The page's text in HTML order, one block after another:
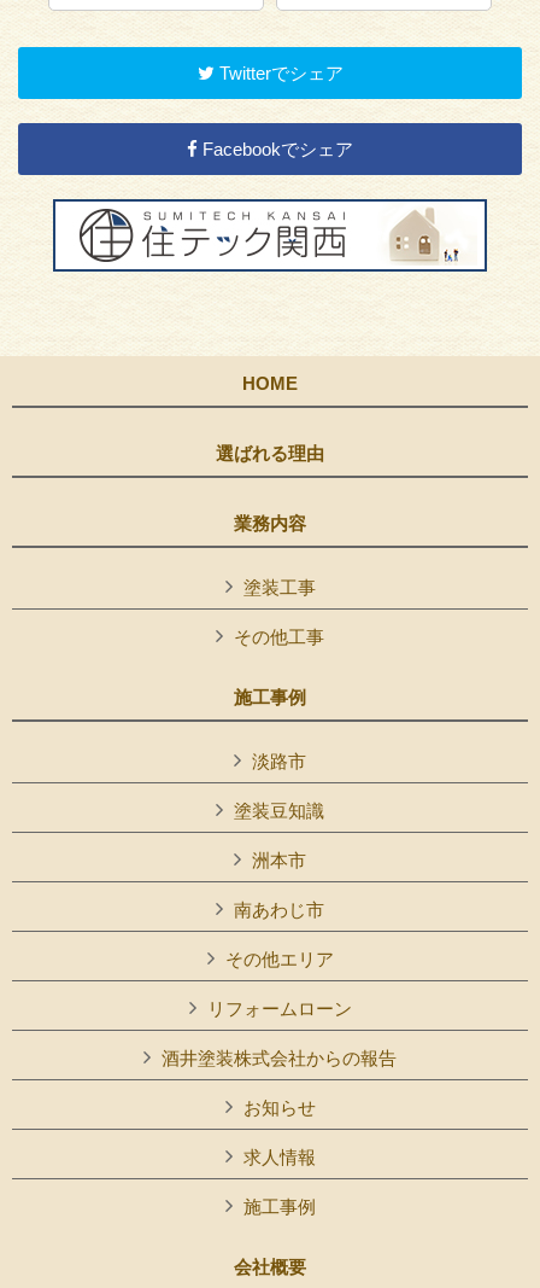
Twitterでシェア
Facebookでシェア
HOME
選ばれる理由
業務内容
塗装工事
その他工事
施工事例
淡路市
塗装豆知識
洲本市
南あわじ市
その他エリア
リフォームローン
酒井塗装株式会社からの報告
お知らせ
求人情報
施工事例
会社概要